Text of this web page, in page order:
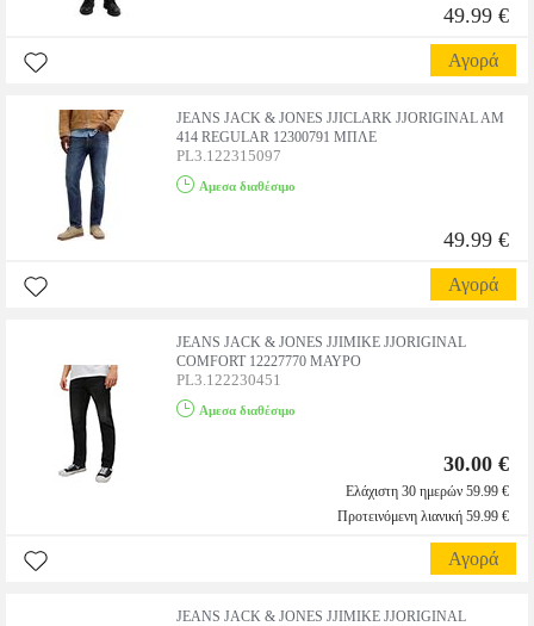
49.99 €
Αγορά
JEANS JACK & JONES JJICLARK JJORIGINAL AM
414 REGULAR 12300791 ΜΠΛΕ
PL3.122315097
Αμεσα διαθέσιμο
49.99 €
Αγορά
JEANS JACK & JONES JJIMIKE JJORIGINAL
COMFORT 12227770 ΜΑΥΡΟ
PL3.122230451
Αμεσα διαθέσιμο
30.00 €
Ελάχιστη 30 ημερών 59.99 €
Προτεινόμενη λιανική 59.99 €
Αγορά
JEANS JACK & JONES JJIMIKE JJORIGINAL